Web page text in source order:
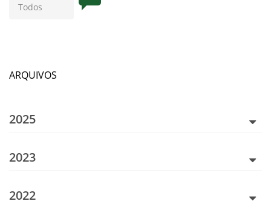
Todos
ARQUIVOS
2025
2023
2022